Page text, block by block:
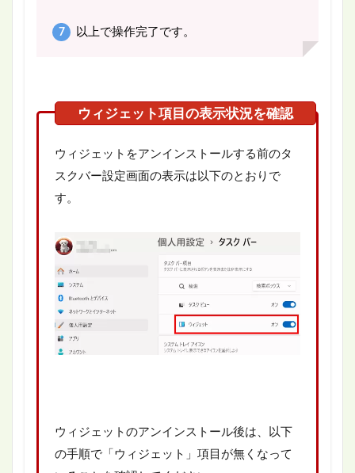
以上で操作完了です。
ウィジェットをアンインストールする前のタ
スクバー設定画面の表示は以下のとおりで
す。
ウィジェットのアンインストール後は、以下
の手順で「ウィジェット」項目が無くなって